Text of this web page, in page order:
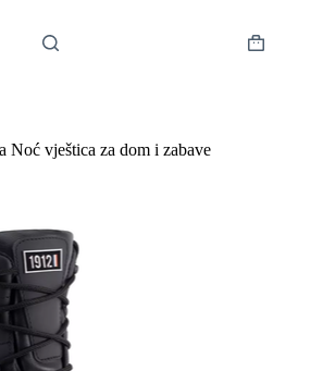
Košarica
Noć vještica za dom i zabave